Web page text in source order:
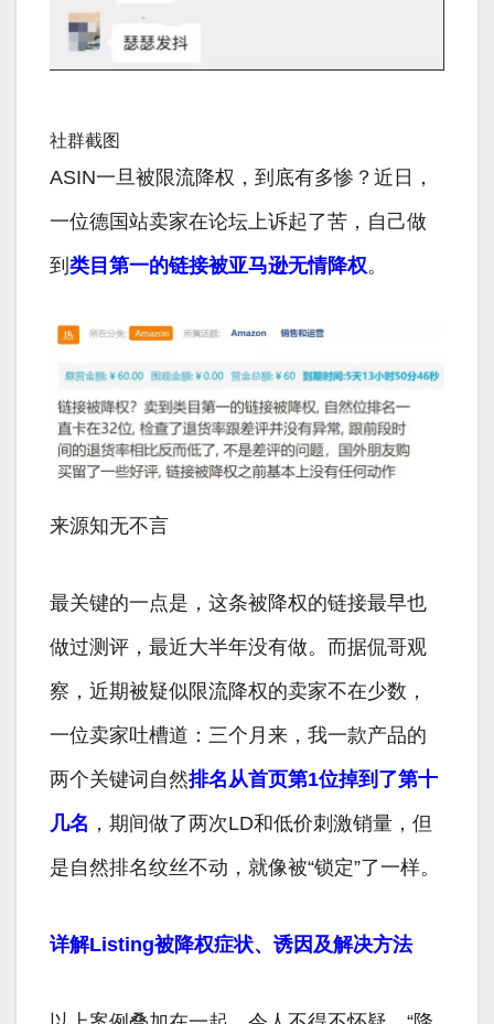
社群截图
ASIN一旦被限流降权，到底有多惨？近日，
一位德国站卖家在论坛上诉起了苦，自己做
到 类目第一的链接被亚马逊无情降权。
来源知无不言
最关键的一点是，这条被降权的链接最早也
做过测评，最近大半年没有做。而据侃哥观
察，近期被疑似限流降权的卖家不在少数，
一位卖家吐槽道：三个月来，我一款产品的
两个关键词自然排名从首页第1位掉到了第十
几名 ，期间做了两次LD和低价刺激销量，但
是自然排名纹丝不动，就像被“锁定”了一样。
详解Listing被降权症状、诱因及解决方法